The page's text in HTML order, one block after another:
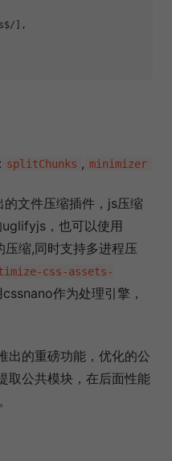
],
splitChunks , minimizer
文件压缩插件，js压缩
，也可以使用
缩,同时支持多进程压
css-assets-
作为处理引擎，
出的重磅功能，优化的公
取公共模块，在后面性能